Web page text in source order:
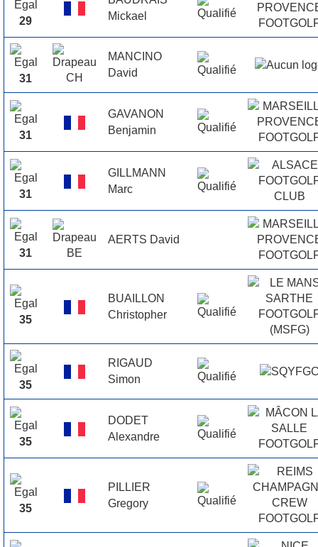
29
Mickael
31
MANCINO
David
31
GAVANON
Benjamin
31
GILLMANN
Marc
31
AERTS David
35
BUAILLON
Christopher
35
RIGAUD
Simon
35
DODET
Alexandre
35
PILLIER
Gregory